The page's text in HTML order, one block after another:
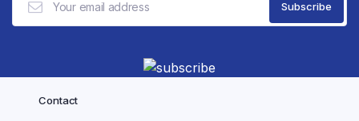
Contact